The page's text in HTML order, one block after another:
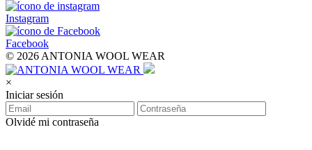
Instagram
Facebook
© 2026 ANTONIA WOOL WEAR
×
Iniciar sesión
Olvidé mi contraseña